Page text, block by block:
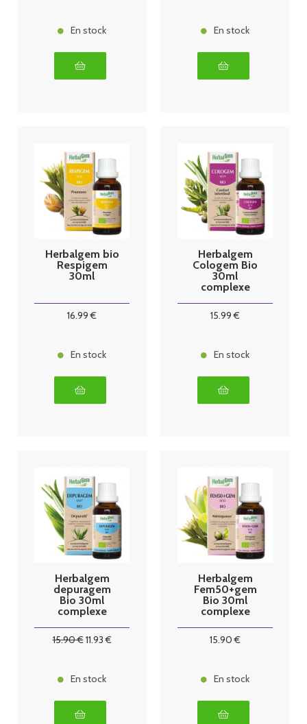
En stock En stock
Herbalgem bio
Respigem
30ml
16.99 €
En stock
Herbalgem
Cologem Bio
30ml
complexe
15.99 €
En stock
Herbalgem
depuragem
Bio 30ml
complexe
15.90€11.93€
En stock
Herbalgem
Fem50+gem
Bio 30ml
complexe
15.90 €
En stock